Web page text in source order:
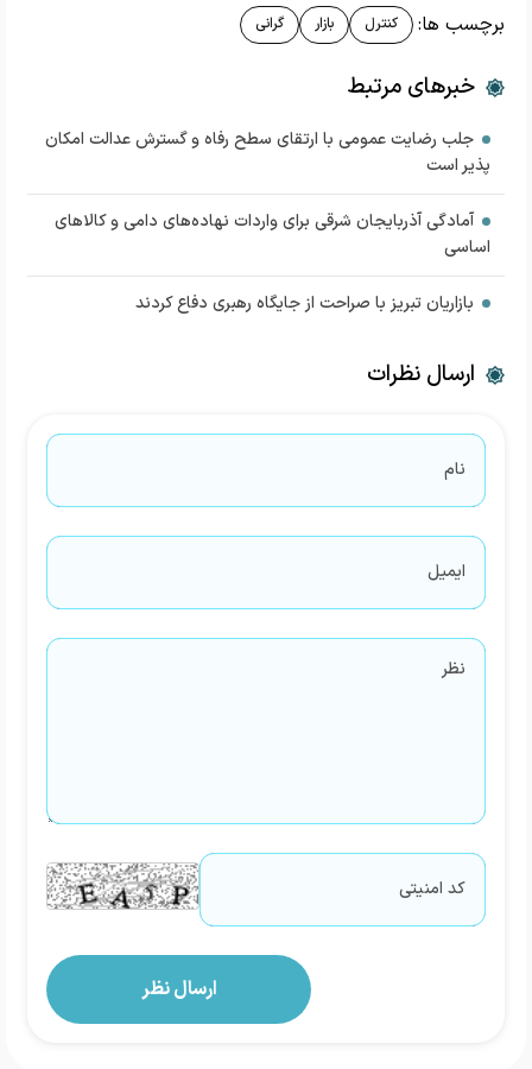
برچسب ها: کنترل بازار گرانی
خبرهای مرتبط
جلب رضایت عمومی با ارتقای سطح رفاه و گسترش عدالت امکان
پذیر است
آمادگی آذربایجان‌ شرقی برای واردات نهاده‌های دامی و کالاهای
اساسی
بازاریان تبریز با صراحت از جایگاه رهبری دفاع کردند
ارسال نظرات